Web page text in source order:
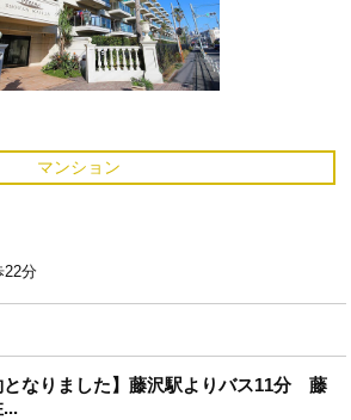
マンション
22分
となりました】藤沢駅よりバス11分 藤